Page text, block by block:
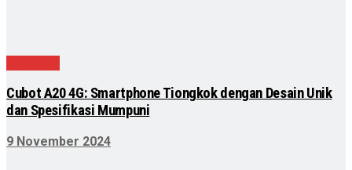
Cubot A20 4G: Smartphone Tiongkok dengan Desain Unik
dan Spesifikasi Mumpuni
9 November 2024